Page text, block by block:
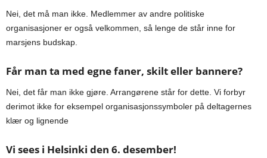
Nei, det må man ikke. Medlemmer av andre politiske
organisasjoner er også velkommen, så lenge de står inne for
marsjens budskap.
Får man ta med egne faner, skilt eller bannere?
Nei, det får man ikke gjøre. Arrangørene står for dette. Vi forbyr
derimot ikke for eksempel organisasjonssymboler på deltagernes
klær og lignende
Vi sees i Helsinki den 6. desember!